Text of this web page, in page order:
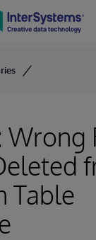
Wrong
Table